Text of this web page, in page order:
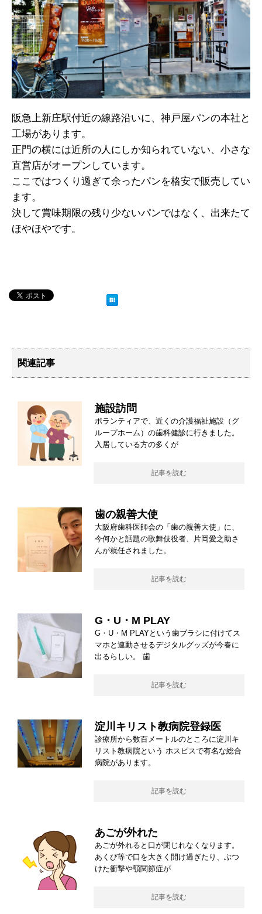
阪急上新庄駅付近の線路沿いに、神戸屋パンの本社と
工場があります。
正門の横には近所の人にしか知られていない、小さな
直営店がオープンしています。
ここではつくり過ぎて余ったパンを格安で販売してい
ます。
決して賞味期限の残り少ないパンではなく、出来たて
ほやほやです。
関連記事
施設訪問
ボランティアで、近くの介護福祉施設（グ
ループホーム）の歯科健診に行きました。
入居している方の多くが
記事を読む
歯の親善大使
大阪府歯科医師会の「歯の親善大使」に、
今何かと話題の歌舞伎役者、片岡愛之助さ
んが就任されました。
記事を読む
G・U・M PLAY
G・U・M PLAYという歯ブラシに付けてス
マホと連動させるデジタルグッズが今春に
出るらしい。 歯
記事を読む
淀川キリスト教病院登録医
診療所から数百メートルのところに淀川キ
リスト教病院という ホスピスで有名な総合
病院があります。
記事を読む
あごが外れた
あごが外れると口が閉じれなくなります。
あくび等で口を大きく開け過ぎたり、ぶつ
けた衝撃や顎関節症が
記事を読む